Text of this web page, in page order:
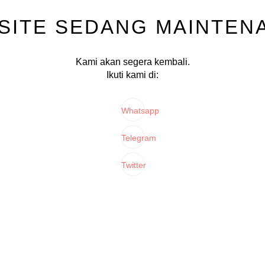
SEDANG
Kami akan segera kembali.
Ikuti kami di:
Whatsapp
Telegram
Twitter